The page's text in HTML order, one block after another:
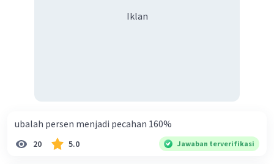
Iklan
ubalah persen menjadi pecahan 160%
20 5.0 Jawaban terverifikasi